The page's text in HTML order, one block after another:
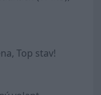
Top stav!